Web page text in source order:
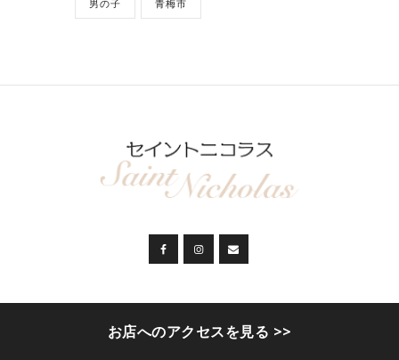
男の子 青梅市
RESERVED. プライバシーポリシー
お店へのアクセスを見る >>